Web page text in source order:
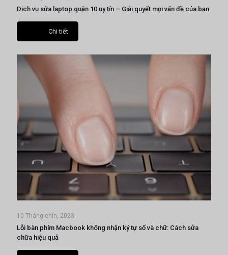
Dịch vụ sửa laptop quận 10 uy tín – Giải quyết mọi vấn đề của bạn
Chi tiết
10 Tháng chín, 2023
Lỗi bàn phím Macbook không nhận ký tự số và chữ: Cách sửa
chữa hiệu quả